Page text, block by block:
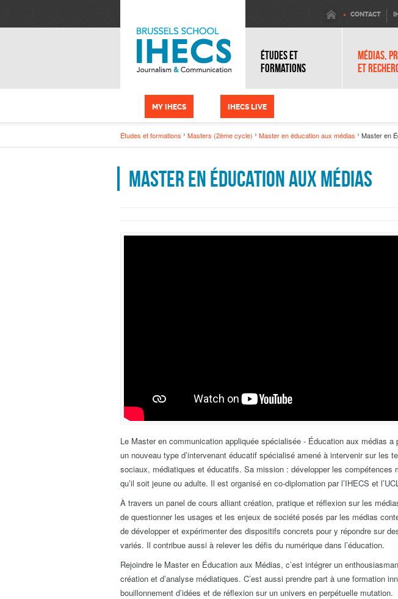
CONTACT
ÉTUDES ET
FORMATIONS
MÉDIAS,
ET
MY IHECS IHECS LIVE
Études et formations Masters (2ème cycle) Master en éducation aux médias Master en
Master en Éducation aux Médias
Le Master en communication appliquée spécialisée - Éducation aux médias a
un nouveau type d’intervenant éducatif spécialisé amené à intervenir sur les
sociaux, médiatiques et éducatifs. Sa mission : développer les compétences
qu’il soit jeune ou adulte. Il est organisé en co-diplomation par l’IHECS et
À travers un panel de cours alliant création, pratique et réflexion sur les
de questionner les usages et les enjeux de société posés par les médias
de développer et expérimenter des dispositifs concrets pour y répondre sur
variés. Il contribue aussi à relever les défis du numérique dans l’éducation.
Rejoindre le Master en Éducation aux Médias, c’est intégrer un
création et d’analyse médiatiques. C’est aussi prendre part à une formation
bouillonnement d’idées et de réflexion sur un univers en perpétuelle mutation.